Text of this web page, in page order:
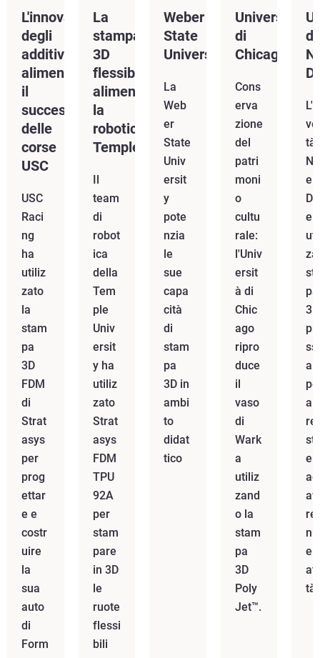
L'innovazione
degli
additivi
alimenta
il
successo
delle
corse
USC
USC
Raci
ng
ha
utiliz
zato
la
stam
pa
3D
FDM
di
Strat
asys
per
prog
ettar
e e
costr
uire
la
sua
auto
di
Form
La
stampa
3D
flessibile
alimenta
la
robotica
Temple
Il
team
di
robot
ica
della
Tem
ple
Univ
ersit
y ha
utiliz
zato
Strat
asys
FDM
TPU
92A
per
stam
pare
in 3D
le
ruote
flessi
bili
Weber
State
University
La
Web
er
State
Univ
ersit
y
pote
nzia
le
sue
capa
cità
di
stam
pa
3D in
ambi
to
didat
tico
Università
di
Chicago
Cons
erva
zione
del
patri
moni
o
cultu
rale:
l'Univ
ersit
à di
Chic
ago
ripro
duce
il
vaso
di
Wark
a
utiliz
zand
o la
stam
pa
3D
Poly
Jet™.
di
tà
e
e
za
3D
ali
re
ad
re
e
tà